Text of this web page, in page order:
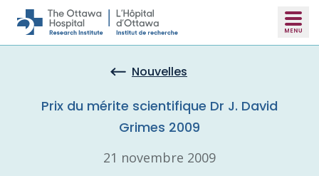
Skip to main content
Nouvelles
Prix du mérite scientifique Dr J. David
Grimes 2009
21 novembre 2009